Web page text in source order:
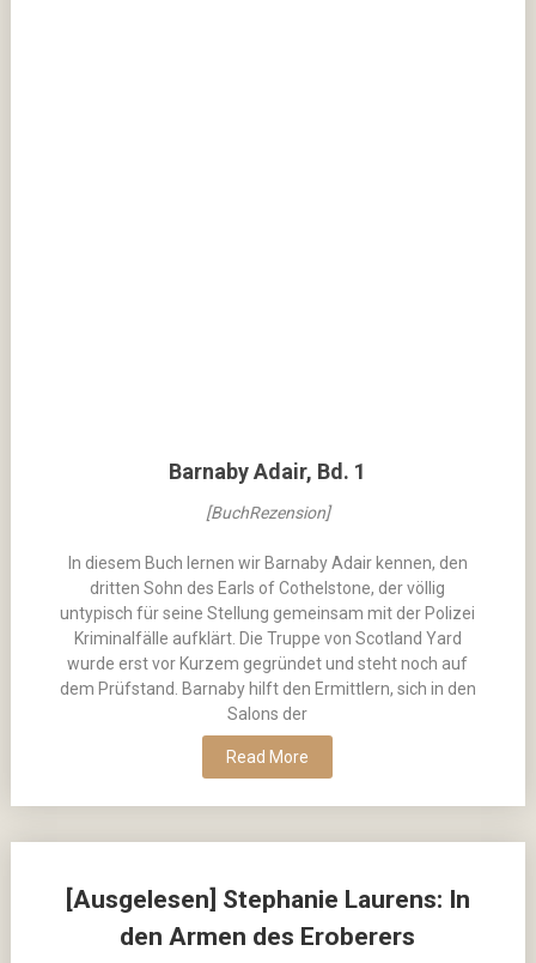
Barnaby Adair, Bd. 1
[BuchRezension]
In diesem Buch lernen wir Barnaby Adair kennen, den
dritten Sohn des Earls of Cothelstone, der völlig
untypisch für seine Stellung gemeinsam mit der Polizei
Kriminalfälle aufklärt. Die Truppe von Scotland Yard
wurde erst vor Kurzem gegründet und steht noch auf
dem Prüfstand. Barnaby hilft den Ermittlern, sich in den
Salons der
Read More
[Ausgelesen] Stephanie Laurens: In
den Armen des Eroberers